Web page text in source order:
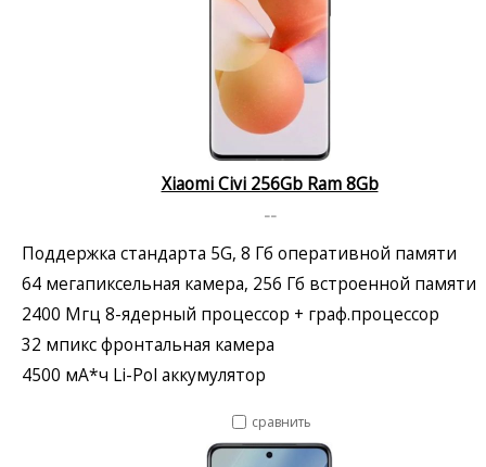
Xiaomi Civi 256Gb Ram 8Gb
--
Поддержка стандарта 5G, 8 Гб оперативной памяти
64 мегапиксельная камера, 256 Гб встроенной памяти
2400 Мгц 8-ядерный процессор + граф.процессор
32 мпикс фронтальная камера
4500 мА*ч Li-Pol аккумулятор
сравнить